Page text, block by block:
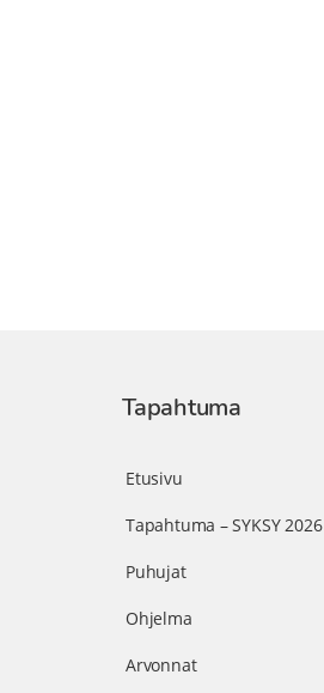
Tapahtuma
Etusivu
Tapahtuma – SYKSY 2026
Puhujat
Ohjelma
Arvonnat